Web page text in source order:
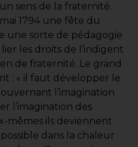
sens de la fraternité.
1794 une fête du
une sorte de pédagogie
les droits de l’indigent
de fraternité. Le grand
: « il faut développer le
l’imagination
l’imagination des
mêmes ils deviennent
dans la chaleur